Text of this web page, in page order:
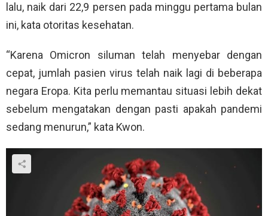
lalu, naik dari 22,9 persen pada minggu pertama bulan
ini, kata otoritas kesehatan.
“Karena Omicron siluman telah menyebar dengan
cepat, jumlah pasien virus telah naik lagi di beberapa
negara Eropa. Kita perlu memantau situasi lebih dekat
sebelum mengatakan dengan pasti apakah pandemi
sedang menurun,” kata Kwon.